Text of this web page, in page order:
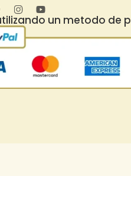
un metodo de